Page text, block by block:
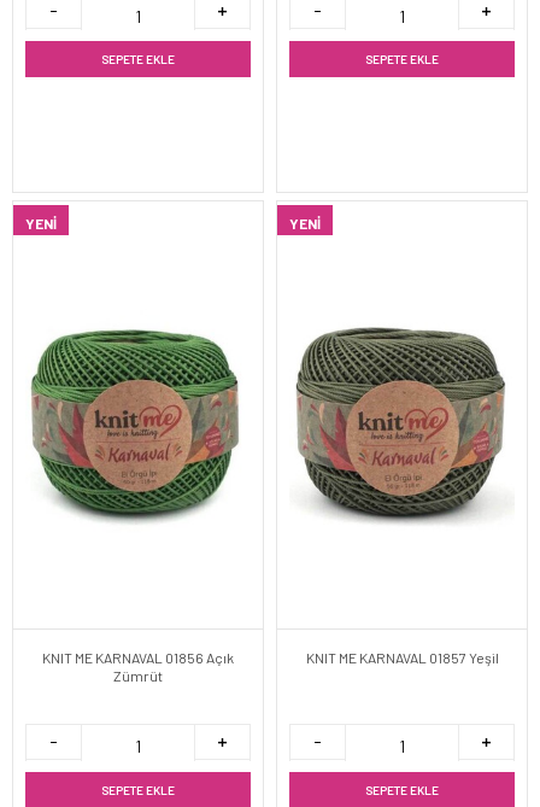
SEPETE EKLE SEPETE EKLE
YENI
KNIT ME KARNAVAL 01856 Açık
Zümrüt
SEPETE EKLE
YENI
KNIT ME KARNAVAL 01857 Yeşil
SEPETE EKLE